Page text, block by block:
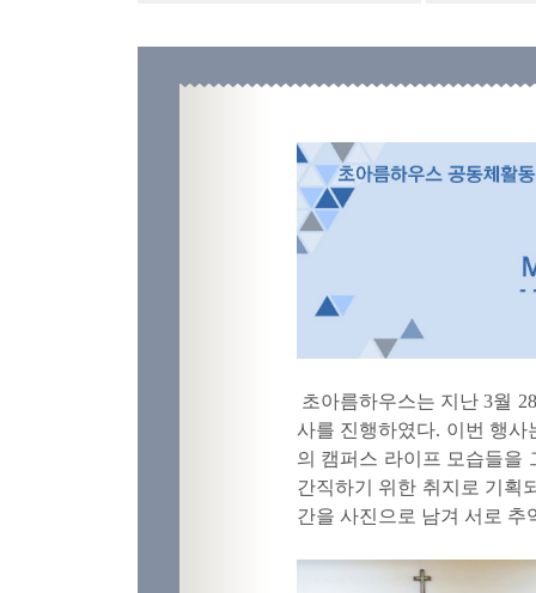
초아름하우스는 지난3월 28
사를 진행하였다. 이번 행사
의 캠퍼스 라이프 모습들을
간직하기 위한 취지로 기획
간을 사진으로 남겨 서로 추